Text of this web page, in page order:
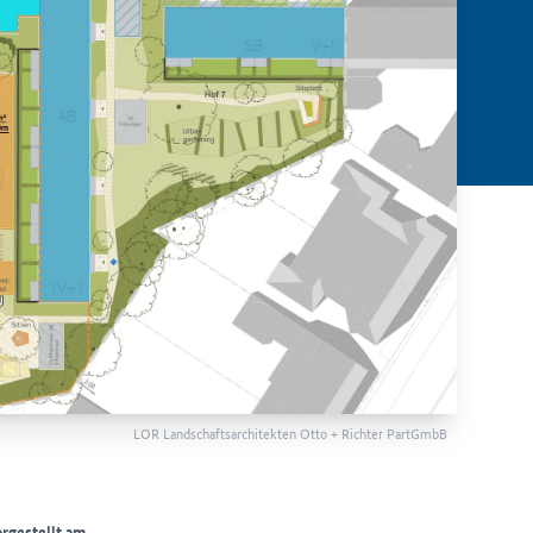
LOR Landschaftsarchitekten Otto + Richter PartGmbB